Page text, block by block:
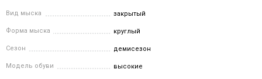
Вид мыска закрытый
Форма мыска круглый
Сезон демисезон
Модель обуви высокие